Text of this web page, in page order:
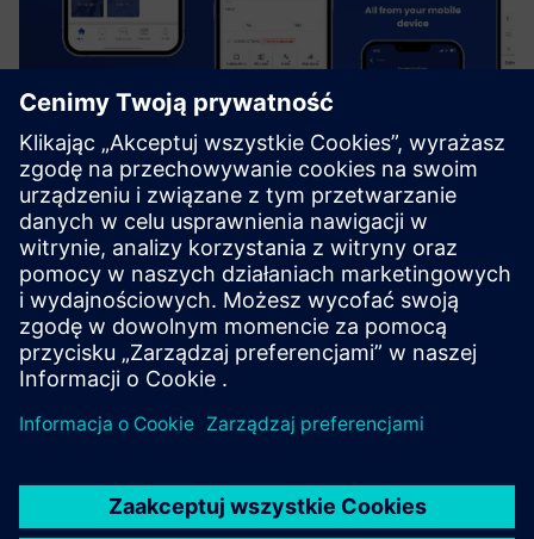
Forcelink
Forcelink is a powerful Mobile Field Service ERP that
streamlines operations, boosts customer satisfaction, and
drives profitability. Highly adaptable and configurable, it
integrates seamlessly with ERP, financial, and GIS
systems...
Dowiedz się więcej